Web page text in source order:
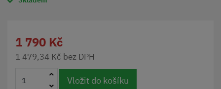
1 790 Kč
1 479,34 Kč bez DPH
Vložit do košíku